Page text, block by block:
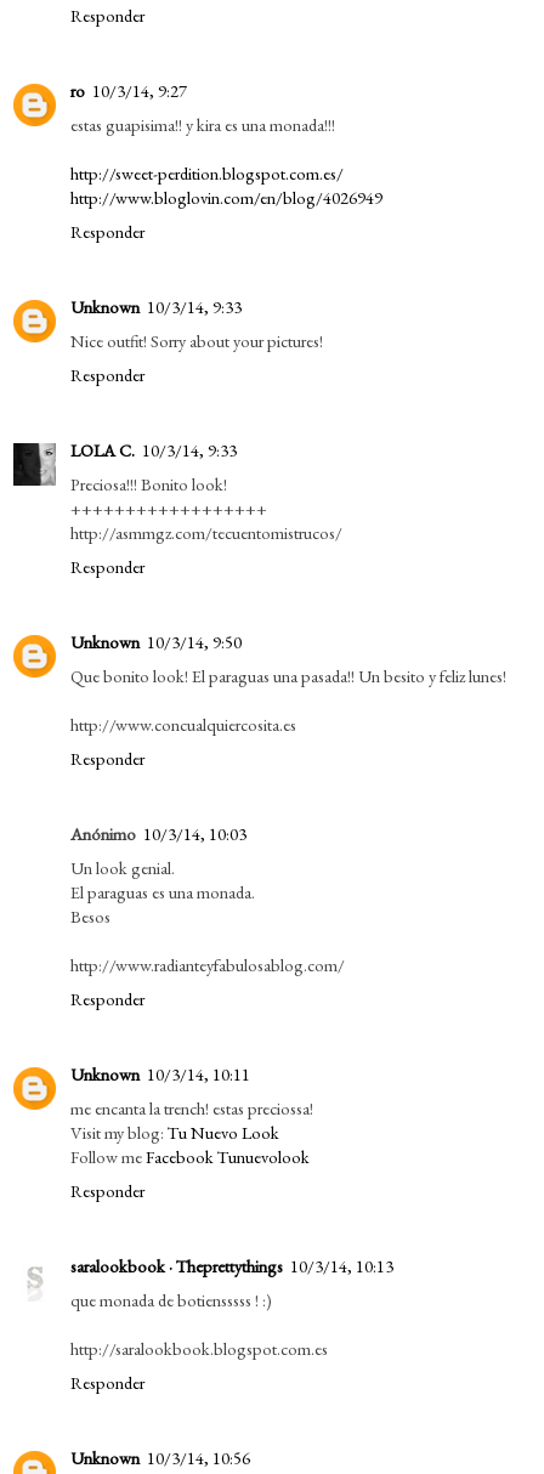
Responder
ro 10/3/14, 9:27
estas guapisima!! y kira es una monada!!!
http://sweet-perdition.blogspot.com.es/
http://www.bloglovin.com/en/blog/4026949
Responder
Unknown 10/3/14, 9:33
Nice outfit! Sorry about your pictures!
Responder
LOLA C. 10/3/14, 9:33
Preciosa!!! Bonito look!
++++++++++++++++++
http://asmmgz.com/tecuentomistrucos/
Responder
Unknown 10/3/14, 9:50
Que bonito look! El paraguas una pasada!! Un besito y feliz lunes!
http://www.concualquiercosita.es
Responder
Anónimo 10/3/14, 10:03
Un look genial.
El paraguas es una monada.
Besos
http://www.radianteyfabulosablog.com/
Responder
Unknown 10/3/14, 10:11
me encanta la trench! estas preciossa!
Visit my blog: Tu Nuevo Look
Follow meFacebook Tunuevolook
Responder
saralookbook · Theprettythings 10/3/14, 10:13
que monada de botiensssss ! :)
http://saralookbook.blogspot.com.es
Responder
Unknown 10/3/14, 10:56